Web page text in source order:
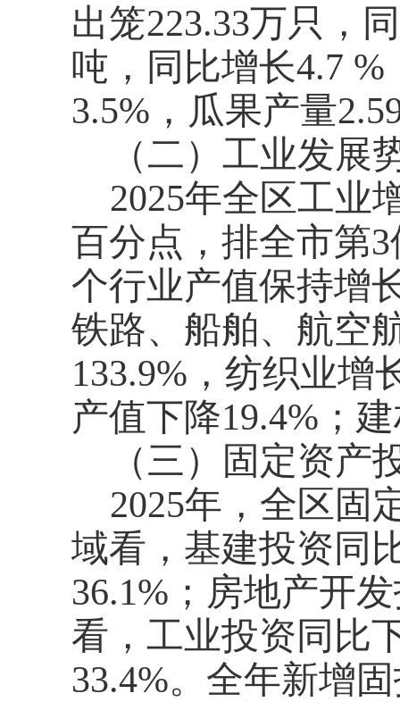
出笼223.33万只，
吨，同比增长4.7
3.5%，瓜果产量
（二）工业发展
2025年全区工业
百分点，排全市第
个行业产值保持增
铁路、船舶、航空
133.9%，纺织业增
产值下降19.4%；
（三）固定资产
2025年，全区固
域看，基建投资同
36.1%；房地产开
看，工业投资同比
33.4%。全年新增